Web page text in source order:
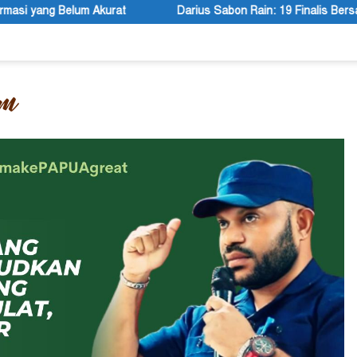
Darius Sabon Rain: 19 Finalis Bersaing Memasuki Tahap